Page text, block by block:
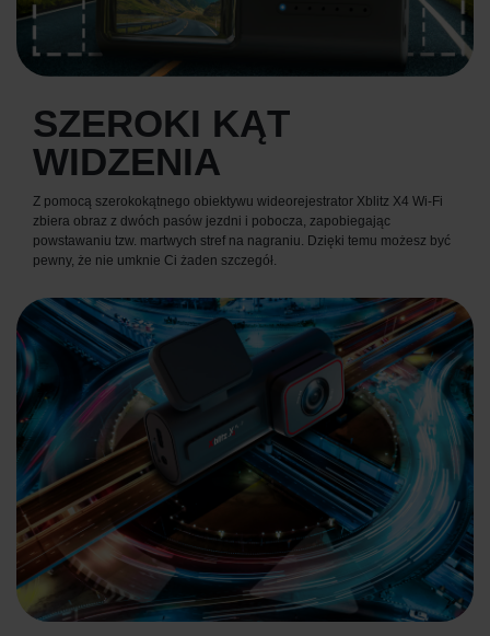
SZEROKI KĄT
WIDZENIA
Z pomocą szerokokątnego obiektywu wideorejestrator Xblitz X4 Wi-Fi
zbiera obraz z dwóch pasów jezdni i pobocza, zapobiegając
powstawaniu tzw. martwych stref na nagraniu. Dzięki temu możesz być
pewny, że nie umknie Ci żaden szczegół.